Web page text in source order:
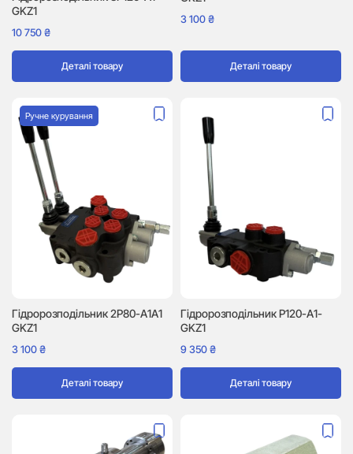
GKZ1
10 750₴
Деталі товару
3 100₴
Деталі товару
Гідророзподільник 2P80-A1A1
GKZ1
3 100₴
Деталі товару
Ручне курування
Гідророзподільник P120-A1-
GKZ1
9 350₴
Деталі товару